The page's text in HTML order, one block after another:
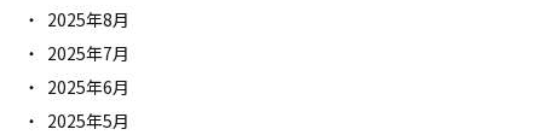
2025年8月
2025年7月
2025年6月
2025年5月